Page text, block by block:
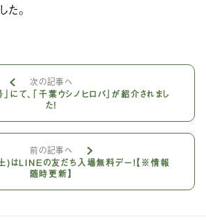
た。
次の記事へ
にて、「千葉ウシノヒロバ」が紹介されまし
た！
前の記事へ
LINEの友だち入場無料デー！【※情報
随時更新】